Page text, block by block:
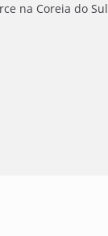
na Coreia do Sul